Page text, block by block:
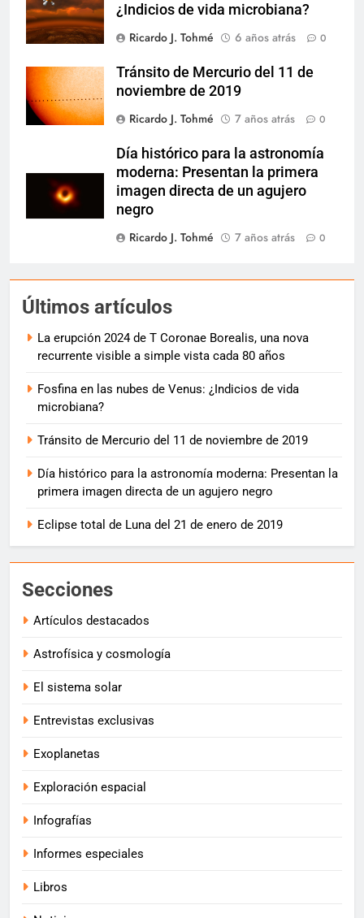
¿Indicios de vida microbiana?
Ricardo J. Tohmé
6 años atrás 0
Tránsito de Mercurio del 11 de
noviembre de 2019
Ricardo J. Tohmé
7 años atrás 0
Día histórico para la astronomía
moderna: Presentan la primera
imagen directa de un agujero
negro
Ricardo J. Tohmé
7 años atrás 0
Últimos artículos
La erupción 2024 de T Coronae Borealis, una nova
recurrente visible a simple vista cada 80 años
Fosfina en las nubes de Venus: ¿Indicios de vida
microbiana?
Tránsito de Mercurio del 11 de noviembre de 2019
Día histórico para la astronomía moderna: Presentan la
primera imagen directa de un agujero negro
Eclipse total de Luna del 21 de enero de 2019
Secciones
Artículos destacados
Astrofísica y cosmología
El sistema solar
Entrevistas exclusivas
Exoplanetas
Exploración espacial
Infografías
Informes especiales
Libros